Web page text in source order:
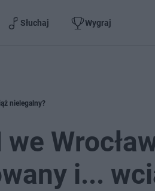
Słuchaj Wygraj
nielegalny?
i...